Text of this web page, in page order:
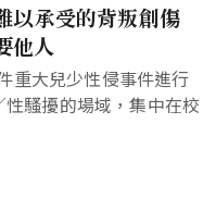
以承受的背叛創傷
他人
重大兒少性侵事件進行
騷擾的場域，集中在校